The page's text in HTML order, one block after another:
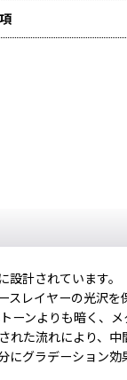
計されています。
レイヤーの光沢を
ーンよりも暗く、メ
れた流れにより、
にグラデーション